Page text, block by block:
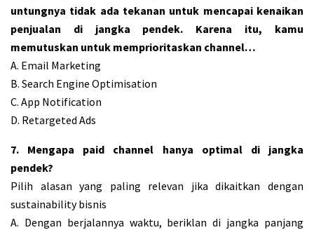
untungnya tidak ada tekanan untuk mencapai kenaikan
penjualan di jangka pendek. Karena itu, kamu
memutuskan untuk memprioritaskan channel…
A. Email Marketing
B. Search Engine Optimisation
C. App Notification
D. Retargeted Ads
7. Mengapa paid channel hanya optimal di jangka
pendek?
Pilih alasan yang paling relevan jika dikaitkan dengan
sustainability bisnis
A. Dengan berjalannya waktu, beriklan di jangka panjang